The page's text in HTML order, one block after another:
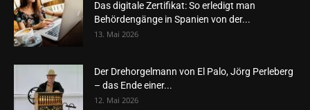
Das digitale Zertifikat: So erledigt man
Behördengänge in Spanien von der...
13. Mai 2026
Der Drehorgelmann von El Palo, Jörg Perleberg
– das Ende einer...
12. Mai 2026